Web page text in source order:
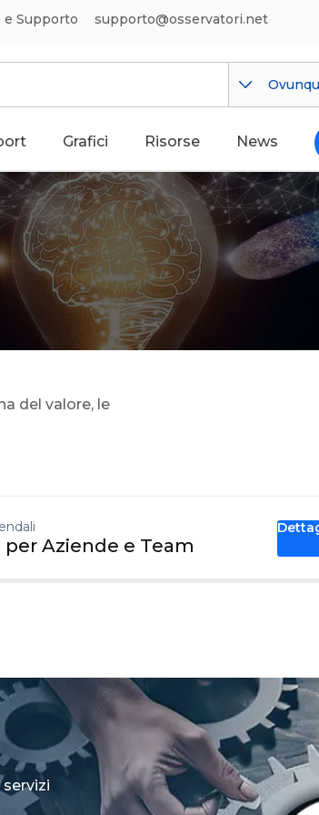
e Supporto supporto@osservatori.net
Grafici Risorse News
del valore, le
per Aziende e Team